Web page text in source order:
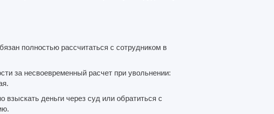
полностью рассчитаться с сотрудником в
за несвоевременный расчет при увольнении:
деньги через суд или обратиться с